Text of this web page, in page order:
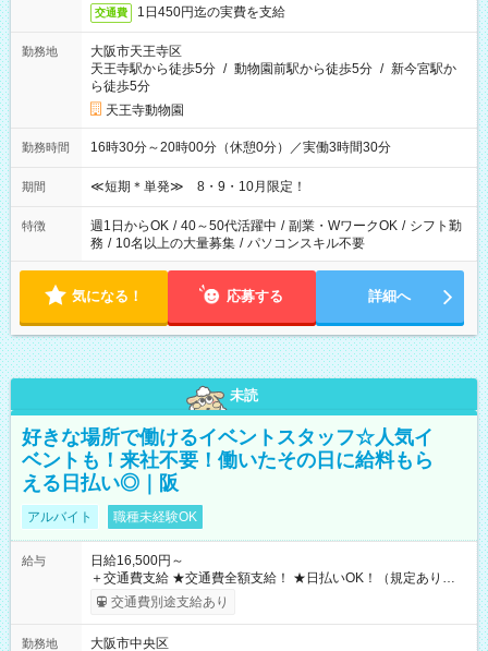
交通費 1日450円迄の実費を支給
勤務地
大阪市天王寺区
天王寺駅から徒歩5分 / 動物園前駅から徒歩5分 / 新今宮駅か
ら徒歩5分
天王寺動物園
勤務時間 16時30分～20時00分（休憩0分）／実働3時間30分
期間 ≪短期＊単発≫ 8・9・10月限定！
特徴 週1日からOK / 40～50代活躍中 / 副業・WワークOK / シフト勤
務 / 10名以上の大量募集 / パソコンスキル不要
気になる！ 応募する 詳細へ
未読
好きな場所で働けるイベントスタッフ☆人気イ
ベントも！来社不要！働いたその日に給料もら
える日払い◎｜阪
アルバイト 職種未経験OK
給与
日給16,500円～
＋交通費支給 ★交通費全額支給！ ★日払いOK！（規定あり） ┗
働いたその日に現金GET♪ お仕事後はコンビニATMから 日払
交通費別途支給あり
勤務地
大阪市中央区